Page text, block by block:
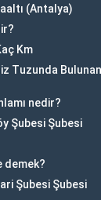
(Antalya)
Km
Tuzunda
nedir?
Şubesi Şubesi
demek?
Şubesi Şubesi